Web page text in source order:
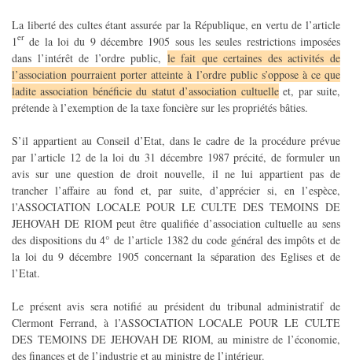
La liberté des cultes étant assurée par la République, en vertu de l’article
1er de la loi du 9 décembre 1905 sous les seules restrictions imposées
dans l’intérêt de l’ordre public, le fait que certaines des activités de
l’association pourraient porter atteinte à l’ordre public s’oppose à ce que
ladite association bénéficie du statut d’association cultuelleet, par suite,
prétende à l’exemption de la taxe foncière sur les propriétés bâties.
S’il appartient au Conseil d’Etat, dans le cadre de la procédure prévue
par l’article 12 de la loi du 31 décembre 1987 précité, de formuler un
avis sur une question de droit nouvelle, il ne lui appartient pas de
trancher l’affaire au fond et, par suite, d’apprécier si, en l’espèce,
l’ASSOCIATION LOCALE POUR LE CULTE DES TEMOINS DE
JEHOVAH DE RIOM peut être qualifiée d’association cultuelle au sens
des dispositions du 4° de l’article 1382 du code général des impôts et de
la loi du 9 décembre 1905 concernant la séparation des Eglises et de
l’Etat.
Le présent avis sera notifié au président du tribunal administratif de
Clermont Ferrand, à l’ASSOCIATION LOCALE POUR LE CULTE
DES TEMOINS DE JEHOVAH DE RIOM, au ministre de l’économie,
des finances et de l’industrie et au ministre de l’intérieur.